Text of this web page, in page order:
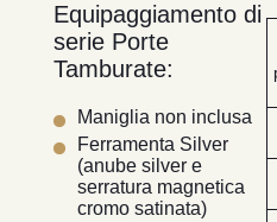
Equipaggiamento di
serie Porte
Tamburate:
Maniglia non inclusa
Ferramenta Silver
(anube silver e
serratura magnetica
cromo satinata)